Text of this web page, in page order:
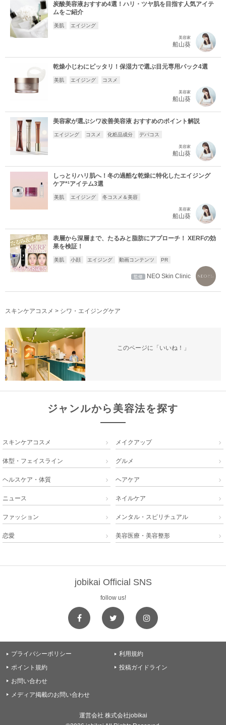
炭酸美容液おすすめ4選！ハリ・ツヤ肌を目指す人気アイテ
ムをご紹介
美肌 エイジング
美容家
船山葵
乾燥小じわにピッタリ！保湿力で選ぶ目元専用パック4選
美肌 エイジング コスメ
美容家
船山葵
美容家が選ぶシワ改善美容液 おすすめのポイント解説
エイジング コスメ 化粧品成分 デパコス
美容家
船山葵
しっとりハリ肌へ！冬の過酷な乾燥に特化したエイジング
ケア*¹アイテム3選
美肌 エイジング 冬コスメ＆美容
美容家
船山葵
表層から深層まで、たるみと脂肪にアプローチ！ XERFの効
果を検証！
美肌 小顔 エイジング 動画コンテンツ PR
監修 NEO Skin Clinic
スキンケアコスメ > シワ・エイジングケア
このページに「いいね！」
ジャンルから美容法を探す
スキンケアコスメ  メイクアップ 
体型・フェイスライン  グルメ 
ヘルスケア・体質  ヘアケア 
ニュース  ネイルケア 
ファッション  メンタル・スピリチュアル 
恋愛  美容医療・美容整形 
jobikai Official SNS
follow us!
 プライバシーポリシー  利用規約
 ポイント規約  投稿ガイドライン
 お問い合わせ
 メディア掲載のお問い合わせ
運営会社 株式会社jobikai